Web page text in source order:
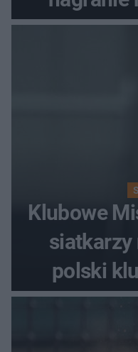
Klubowe
siatkarzy
polski